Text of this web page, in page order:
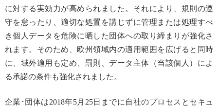
に対する実効力が高められました。それにより、規則の遵
守を怠ったり、適切な処置を講じずに管理または処理すべ
き個人データを危険に晒した団体への取り締まりが強化さ
れます。そのため、欧州領域内の適用範囲を広げると同時
に、域外適用も定め、罰則、データ主体（当該個人）によ
る承諾の条件も強化されました。
企業･団体は2018年5月25日までに自社のプロセスとセキュ